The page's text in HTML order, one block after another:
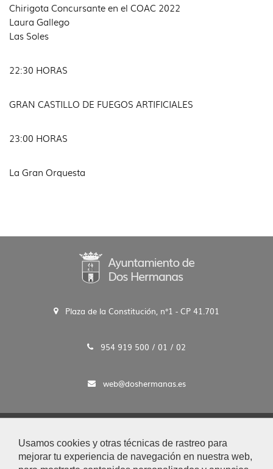
Usamos cookies y otras técnicas de rastreo para
mejorar tu experiencia de navegación en nuestra web,
Chirigota Concursante en el COAC 2022
Laura Gallego
Las Soles
22:30 HORAS
GRAN CASTILLO DE FUEGOS ARTIFICIALES
23:00 HORAS
La Gran Orquesta
Plaza de la Constitución, n°1 - CP 41.701
954 919 500 / 01 / 02
web@doshermanas.es
Aviso Legal y Protección de Datos
|